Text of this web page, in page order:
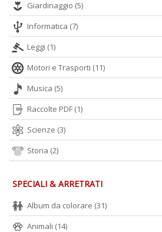
Giardinaggio (5)
Informatica (7)
Leggi (1)
Motori e Trasporti (11)
Musica (5)
Raccolte PDF (1)
Scienze (3)
Storia (2)
SPECIALI & ARRETRATI
Album da colorare (31)
Animali (14)